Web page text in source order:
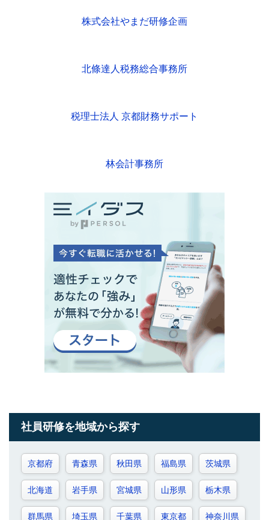
株式会社やまだ研修企画
北條達人税務総合事務所
税理士法人 京都財務サポート
林会計事務所
社員研修を地域から探す
京都府 青森県 秋田県 福島県 茨城県
北海道 岩手県 宮城県 山形県 栃木県
群馬県 埼玉県 千葉県 東京都 神奈川県